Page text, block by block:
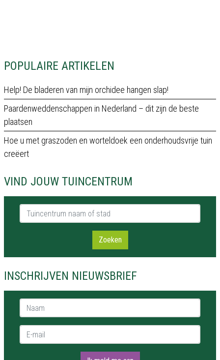
POPULAIRE ARTIKELEN
Help! De bladeren van mijn orchidee hangen slap!
Paardenweddenschappen in Nederland – dit zijn de beste
plaatsen
Hoe u met graszoden en worteldoek een onderhoudsvrije tuin
creëert
VIND JOUW TUINCENTRUM
Tuincentrum naam of stad
Zoeken
INSCHRIJVEN NIEUWSBRIEF
Naam *
E-mail *